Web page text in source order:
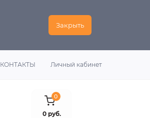
Закрыть
КОНТАКТЫ Личный кабинет
0
0 руб.